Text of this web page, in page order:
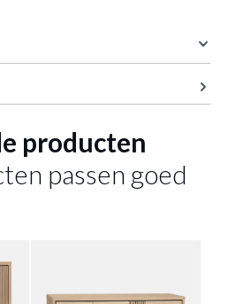
50 cm
48 kg
producten
passen goed
B156is toegevoegd